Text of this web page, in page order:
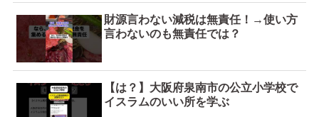
財源言わない減税は無責任！→使い方
言わないのも無責任では？
【は？】大阪府泉南市の公立小学校で
イスラムのいい所を学ぶ